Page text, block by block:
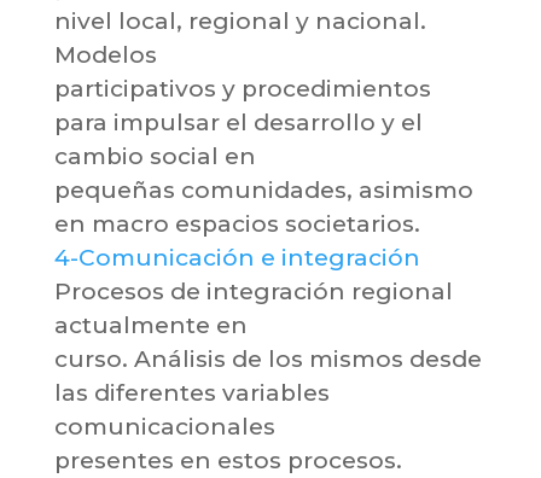
nivel local, regional y nacional.
Modelos
participativos y procedimientos
para impulsar el desarrollo y el
cambio social en
pequeñas comunidades, asimismo
en macro espacios societarios.
4-Comunicación e integración
Procesos de integración regional
actualmente en
curso. Análisis de los mismos desde
las diferentes variables
comunicacionales
presentes en estos procesos.